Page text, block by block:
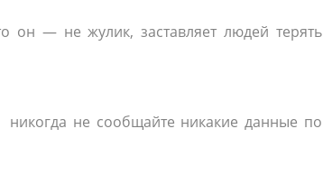
он — не жулик, заставляет людей терять
не сообщайте никакие данные по